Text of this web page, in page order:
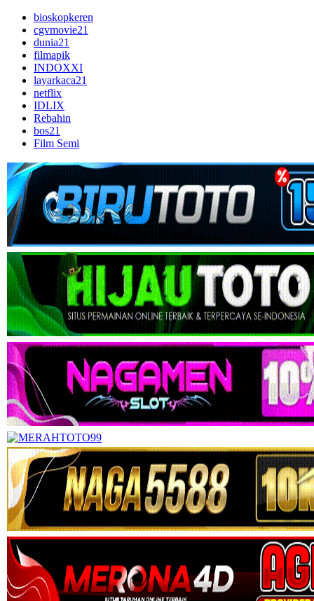
bioskopkeren
cgvmovie21
dunia21
filmapik
INDOXXI
layarkaca21
netflix
IDLIX
Rebahin
bos21
Film Semi